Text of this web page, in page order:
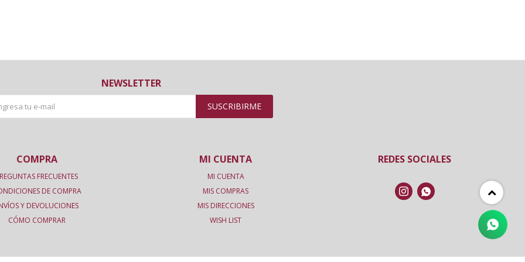
NEWSLETTER
SUSCRIBIRME
REDES SOCIALES
 
COMPRA
FRECUENTES
DE COMPRA
Y DEVOLUCIONES
CÓMO COMPRAR
MI CUENTA
MI CUENTA
MIS COMPRAS
MIS DIRECCIONES
WISH LIST